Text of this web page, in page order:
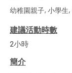
幼稚園親子, 小學生
建議活動時數
2小時
簡介